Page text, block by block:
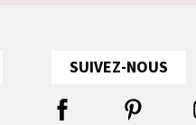
SUIVEZ-NOUS